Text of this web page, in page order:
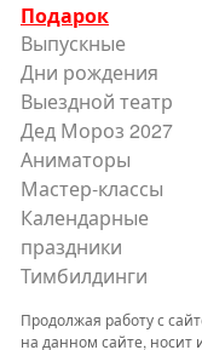
Подарок
Выпускные
Дни рождения
Выездной театр
Дед Мороз 2027
Аниматоры
Мастер-классы
Календарные
праздники
Тимбилдинги
Продолжая работу с
на данном сайте, носит